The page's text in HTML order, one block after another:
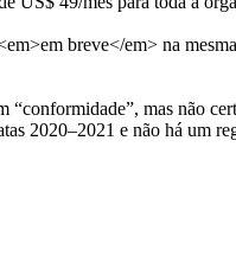
breve</em> na
“conformidade”, mas não
2020–2021 e não há um